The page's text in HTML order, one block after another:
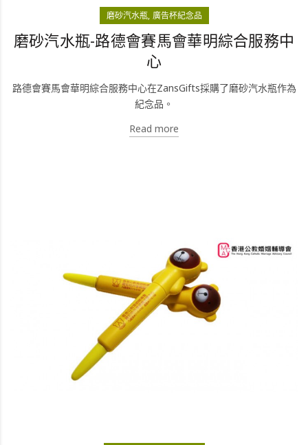
磨砂汽水瓶 廣告杯紀念品
磨砂汽水瓶-路德會賽馬會華明綜合服務中
心
路德會賽馬會華明綜合服務中心在ZansGifts採購了磨砂汽水瓶作為
紀念品。
Read more